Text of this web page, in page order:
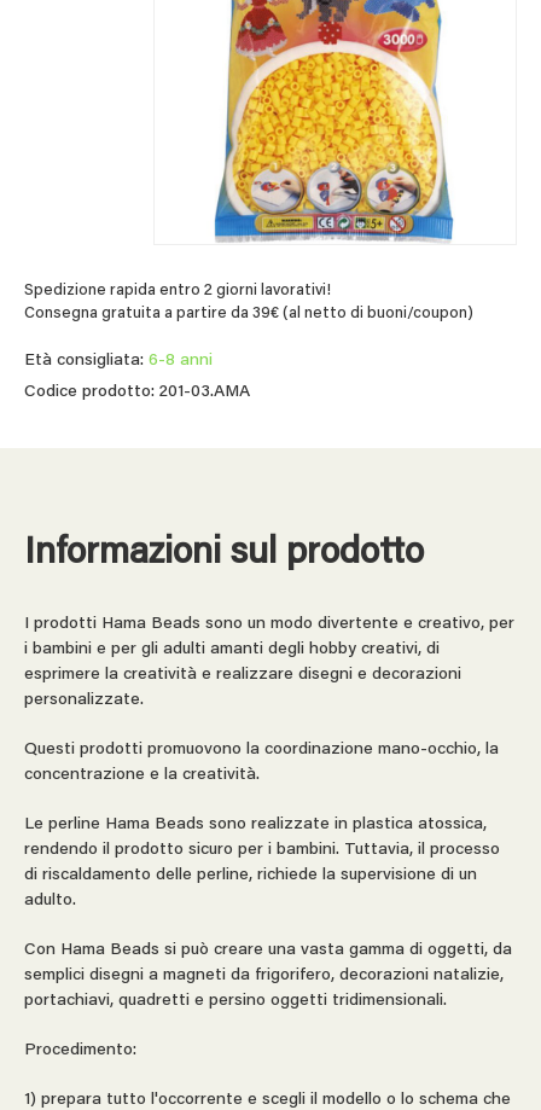
Spedizione rapida entro 2 giorni lavorativi!
Consegna gratuita a partire da 39€ (al netto di buoni/coupon)
Età consigliata: 6-8 anni
Codice prodotto: 201-03.AMA
Informazioni sul prodotto
I prodotti Hama Beads sono un modo divertente e creativo, per
i bambini e per gli adulti amanti degli hobby creativi, di
esprimere la creatività e realizzare disegni e decorazioni
personalizzate.
Questi prodotti promuovono la coordinazione mano-occhio, la
concentrazione e la creatività.
Le perline Hama Beads sono realizzate in plastica atossica,
rendendo il prodotto sicuro per i bambini. Tuttavia, il processo
di riscaldamento delle perline, richiede la supervisione di un
adulto.
Con Hama Beads si può creare una vasta gamma di oggetti, da
semplici disegni a magneti da frigorifero, decorazioni natalizie,
portachiavi, quadretti e persino oggetti tridimensionali.
Procedimento:
1) prepara tutto l'occorrente e scegli il modello o lo schema che